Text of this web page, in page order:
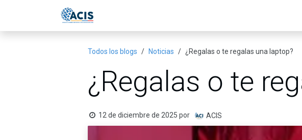
Todos los blogs Noticias ¿Regalas o te regalas una laptop?
¿Regalas o te
12 de diciembre de 2025 por ACIS